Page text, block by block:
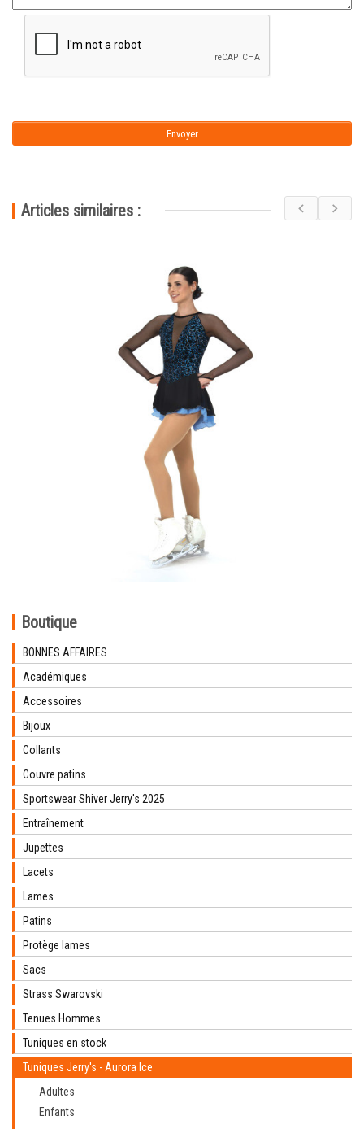
Articles similaires :
Boutique
BONNES AFFAIRES
Académiques
Accessoires
Bijoux
Collants
Couvre patins
Sportswear Shiver Jerry's 2025
Entraînement
Jupettes
Lacets
Lames
Patins
Protège lames
Sacs
Strass Swarovski
Tenues Hommes
Tuniques en stock
Tuniques Jerry's - Aurora Ice
Adultes
Enfants